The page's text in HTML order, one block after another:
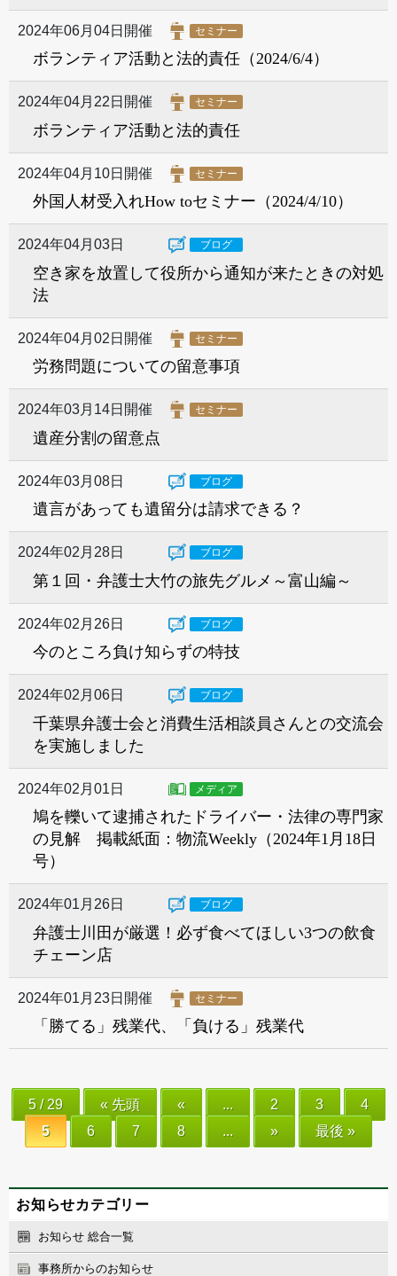
2024年06月04日開催 セミナー
ボランティア活動と法的責任（2024/6/4）
2024年04月22日開催 セミナー
ボランティア活動と法的責任
2024年04月10日開催 セミナー
外国人材受入れHow toセミナー（2024/4/10）
2024年04月03日 ブログ
空き家を放置して役所から通知が来たときの対処
法
2024年04月02日開催 セミナー
労務問題についての留意事項
2024年03月14日開催 セミナー
遺産分割の留意点
2024年03月08日 ブログ
遺言があっても遺留分は請求できる？
2024年02月28日 ブログ
第１回・弁護士大竹の旅先グルメ～富山編～
2024年02月26日 ブログ
今のところ負け知らずの特技
2024年02月06日 ブログ
千葉県弁護士会と消費生活相談員さんとの交流会
を実施しました
2024年02月01日 メディア
鳩を轢いて逮捕されたドライバー・法律の専門家
の見解 掲載紙面：物流Weekly（2024年1月18日
号）
2024年01月26日 ブログ
弁護士川田が厳選！必ず食べてほしい3つの飲食
チェーン店
2024年01月23日開催 セミナー
「勝てる」残業代、「負ける」残業代
5 / 29 « 先頭 « ... 2 3
4
5
6 7 8 ... » 最後 »
お知らせカテゴリー
お知らせ 総合一覧
事務所からのお知らせ